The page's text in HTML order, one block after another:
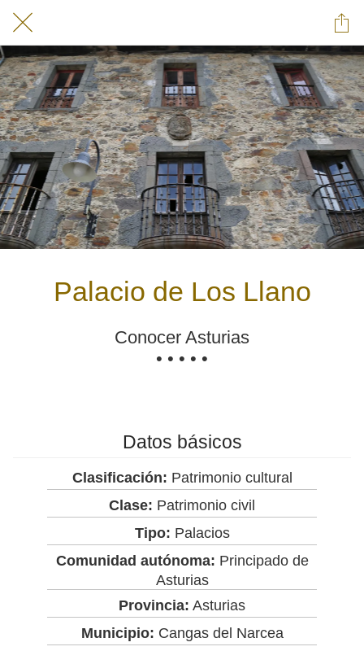
Palacio de Los Llano
Conocer Asturias
• • • • •
Datos básicos
Clasificación: Patrimonio cultural
Clase: Patrimonio civil
Tipo: Palacios
Comunidad autónoma: Principado de
Asturias
Provincia: Asturias
Municipio: Cangas del Narcea